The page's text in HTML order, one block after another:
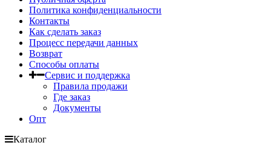
Политика конфиденциальности
Контакты
Как сделать заказ
Процесс передачи данных
Возврат
Способы оплаты
Сервис и поддержка
Правила продажи
Где заказ
Документы
Опт
Каталог